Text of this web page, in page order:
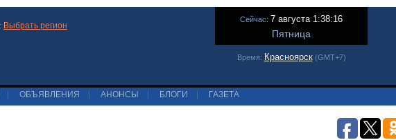
Выбрать регион
Сейчас: 7 августа 1:38:16
Пятница
Время: Красноярск(GMT+7)
ОБЪЯВЛЕНИЯ АНОНСЫ БЛОГИ ГАЗЕТА